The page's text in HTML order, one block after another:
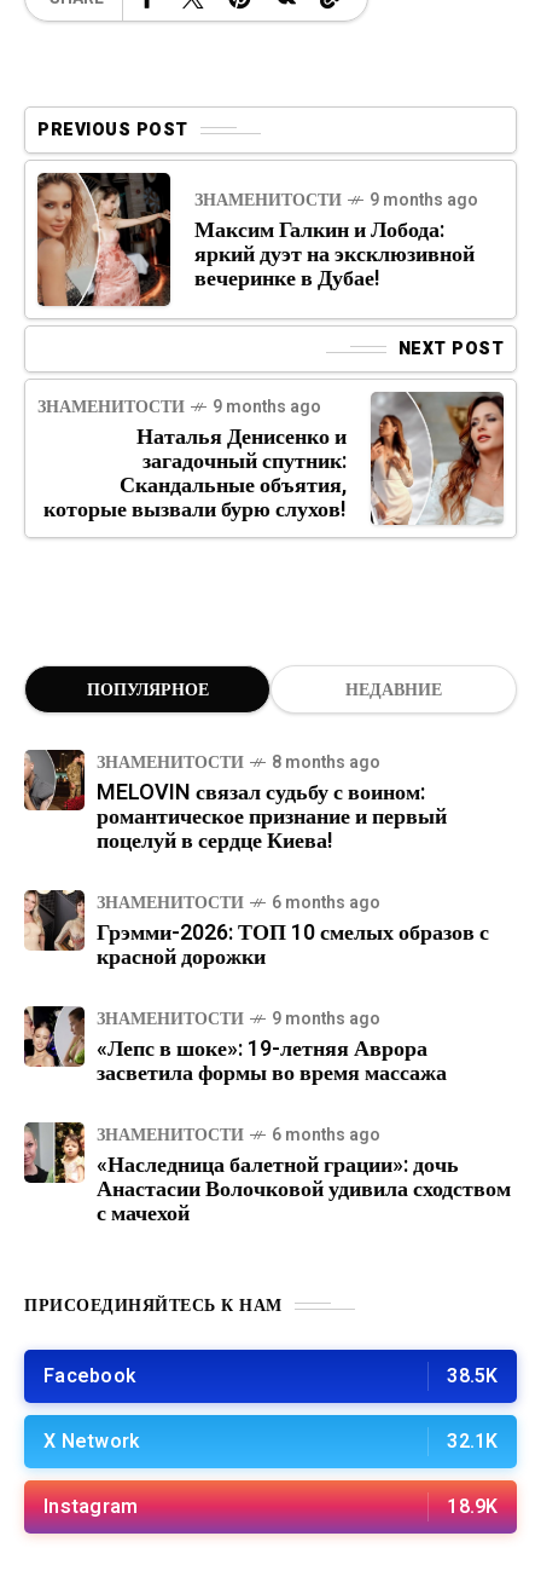
PREVIOUS POST
ЗНАМЕНИТОСТИ 9 months ago
Максим Галкин и Лобода:
яркий дуэт на эксклюзивной
вечеринке в Дубае!
NEXT POST
ЗНАМЕНИТОСТИ 9 months ago
Наталья Денисенко и
загадочный спутник:
Скандальные объятия,
которые вызвали бурю слухов!
ПОПУЛЯРНОЕ НЕДАВНИЕ
ЗНАМЕНИТОСТИ 8 months ago
MELOVIN связал судьбу с воином:
романтическое признание и первый
поцелуй в сердце Киева!
ЗНАМЕНИТОСТИ 6 months ago
Грэмми-2026: ТОП 10 смелых образов с
красной дорожки
ЗНАМЕНИТОСТИ 9 months ago
«Лепс в шоке»: 19-летняя Аврора
засветила формы во время массажа
ЗНАМЕНИТОСТИ 6 months ago
«Наследница балетной грации»: дочь
Анастасии Волочковой удивила сходством
с мачехой
ПРИСОЕДИНЯЙТЕСЬ К НАМ
Facebook 38.5K
X Network 32.1K
Instagram 18.9K